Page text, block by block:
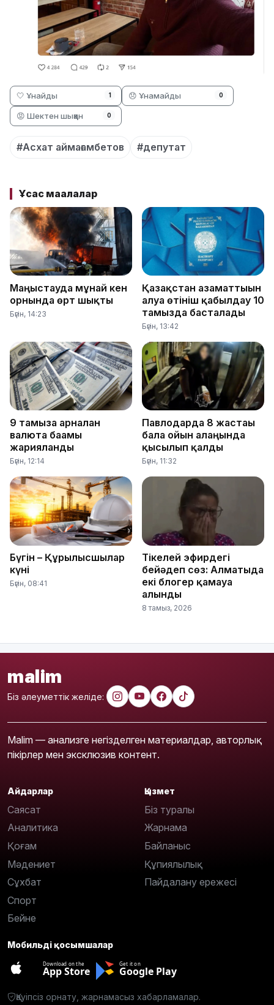
🤍 Ұнайды 1 😞 Ұнамайды 0
😡 Шектен шыққан 0
#Асхат аймағамбетов #депутат
Ұқсас мақалалар
Маңғыстауда мұнай кен
орнында өрт шықты
Бүгін, 14:23
Қазақстан азаматтығын
алуға өтініш қабылдау 10
тамызда басталады
Бүгін, 13:42
9 тамызға арналған
валюта бағамы
жарияланды
Бүгін, 12:14
Павлодарда 8 жастағы
бала ойын алаңында
қысылып қалды
Бүгін, 11:32
Бүгін – Құрылысшылар
күні
Бүгін, 08:41
Тікелей эфирдегі
бейәдеп сөз: Алматыда
екі блогер қамауға
алынды
8 тамыз, 2026
malim
Біз әлеуметтік желіде:
Malim — анализге негізделген материалдар, авторлық
пікірлер мен эксклюзив контент.
Айдарлар
Саясат
Аналитика
Қоғам
Мәдениет
Сұхбат
Спорт
Бейне
Қызмет
Біз туралы
Жарнама
Байланыс
Құпиялылық
Пайдалану ережесі
Мобильді қосымшалар
Download on the
App Store
Get it on
Google Play
Қауіпсіз орнату, жарнамасыз хабарламалар.